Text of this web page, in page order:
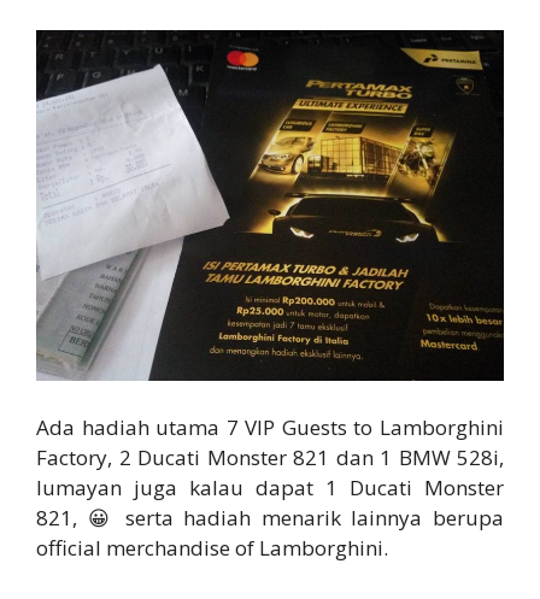
Ada hadiah utama 7 VIP Guests to Lamborghini
Factory, 2 Ducati Monster 821 dan 1 BMW 528i,
lumayan juga kalau dapat 1 Ducati Monster
821, 😀 serta hadiah menarik lainnya berupa
official merchandise of Lamborghini.